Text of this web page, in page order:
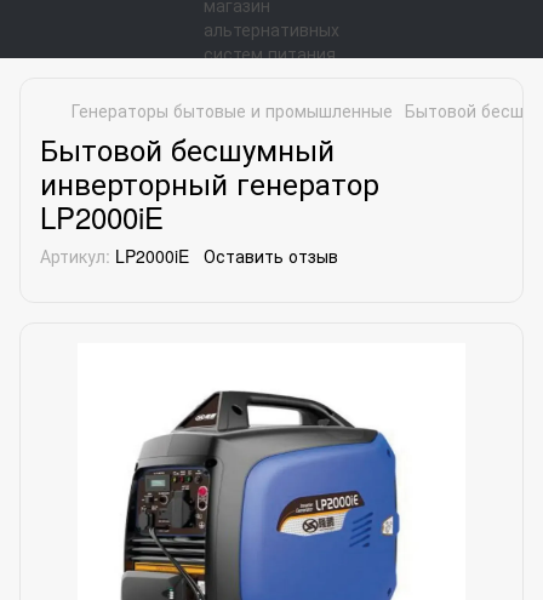
Генераторы бытовые и промышленные Бытовой
Бытовой бесшумный
инверторный генератор
LP2000iE
Артикул: LP2000iE Оставить отзыв